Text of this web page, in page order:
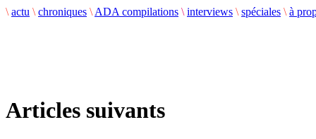
\ actu \ chroniques \ ADA compilations \ interviews \ spéciales \ à
Articles suivants